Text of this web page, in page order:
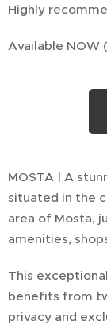
Highly
Available NOW
MOSTA | A
situated in the
area of Mosta,
amenities,
This
benefits from
privacy and